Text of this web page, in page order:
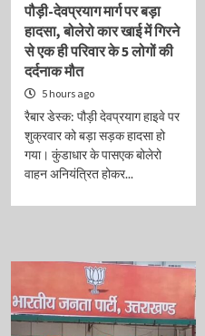
पौड़ी-देवप्रयाग मार्ग पर बड़ा
हादसा, बोलेरो कार खाई में गिरने
से एक ही परिवार के 5 लोगों की
दर्दनाक मौत
5 hours ago
रैबार डेस्क: पौड़ी देवप्रयाग हाइवे पर
शुक्रवार को बड़ा सड़क हादसा हो
गया। कुंडाधार के पासएक बोलेरो
वाहन अनियंत्रित होकर...